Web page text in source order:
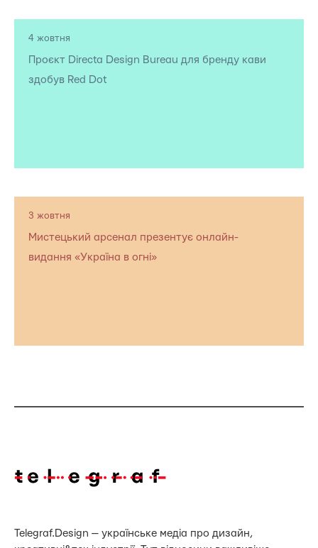
4 жовтня
Проєкт Directa Design Bureau для бренду кави
здобув Red Dot
3 жовтня
Мистецький арсенал презентує онлайн-
видання «Україна в огні»
Telegraf.Design — українське медіа про дизайн,